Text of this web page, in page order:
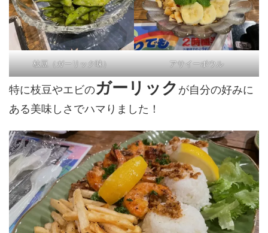
枝豆（ガーリック味） アサイーボウル
特に枝豆やエビのガーリック が自分の好みに
ある美味しさでハマりました！